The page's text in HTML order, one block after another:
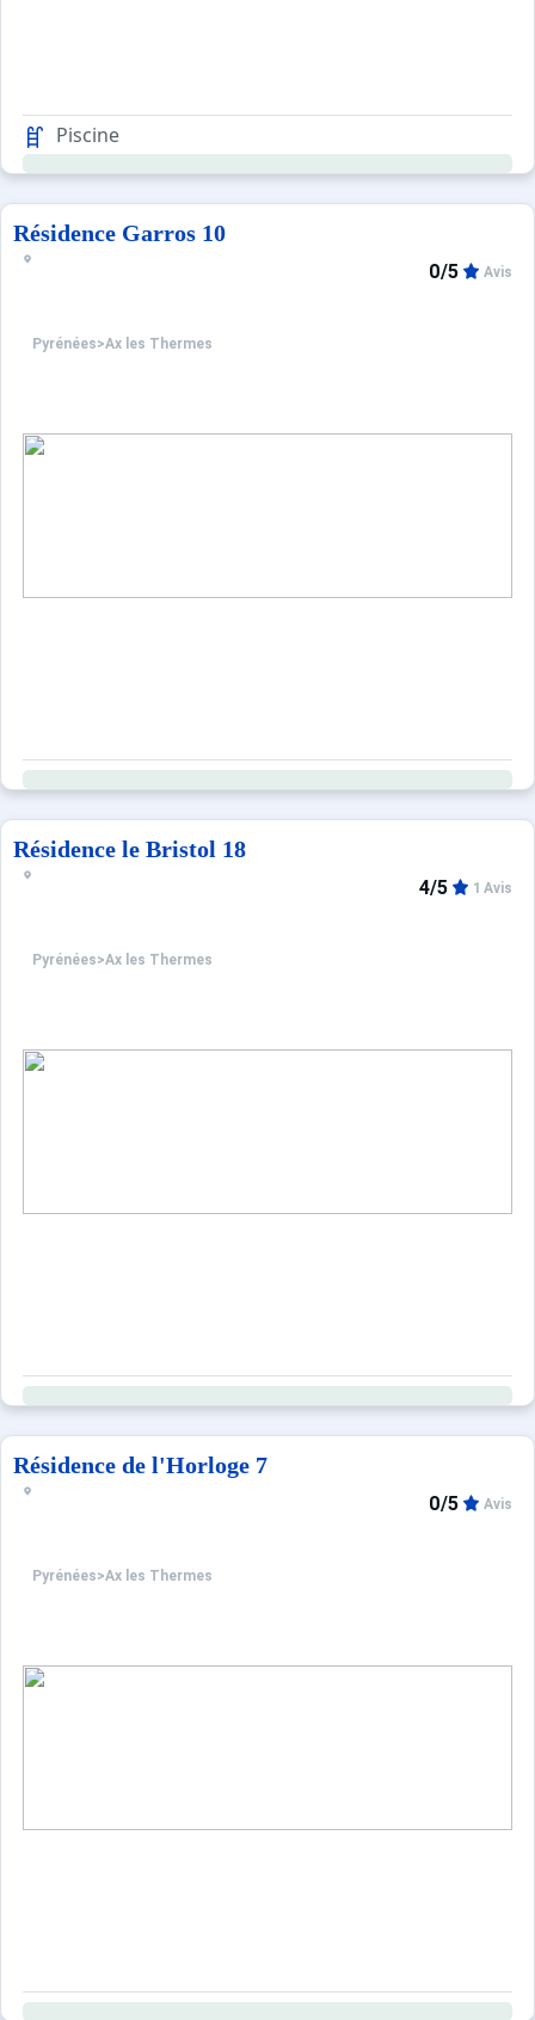
Piscine
Résidence Garros 10
Pyrénées>Ax les Thermes
0/5 Avis
Résidence le Bristol 18
Pyrénées>Ax les Thermes
4/5 1 Avis
Résidence de l'Horloge 7
Pyrénées>Ax les Thermes
0/5 Avis